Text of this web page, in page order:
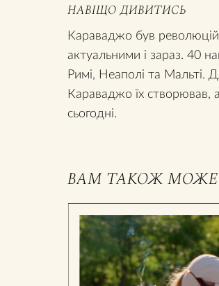
НАВІЩО ДИВИТИСЬ
Караваджо був
актуальними і зараз. 40
Римі, Неаполі та Мальті.
Караваджо їх створював,
сьогодні.
ВАМ ТАКОЖ